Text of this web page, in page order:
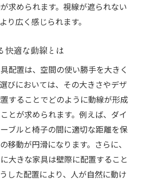
求められます。視線が遮られない
り広く感じられます。
快適な動線とは
配置は、空間の使い勝手を大きく
びにおいては、その大きさやデザ
することでどのように動線が形成
とが求められます。例えば、ダイ
ブルと椅子の間に適切な距離を保
移動が円滑になります。さらに、
大きな家具は壁際に配置すること
した配置により、人が自然に動け